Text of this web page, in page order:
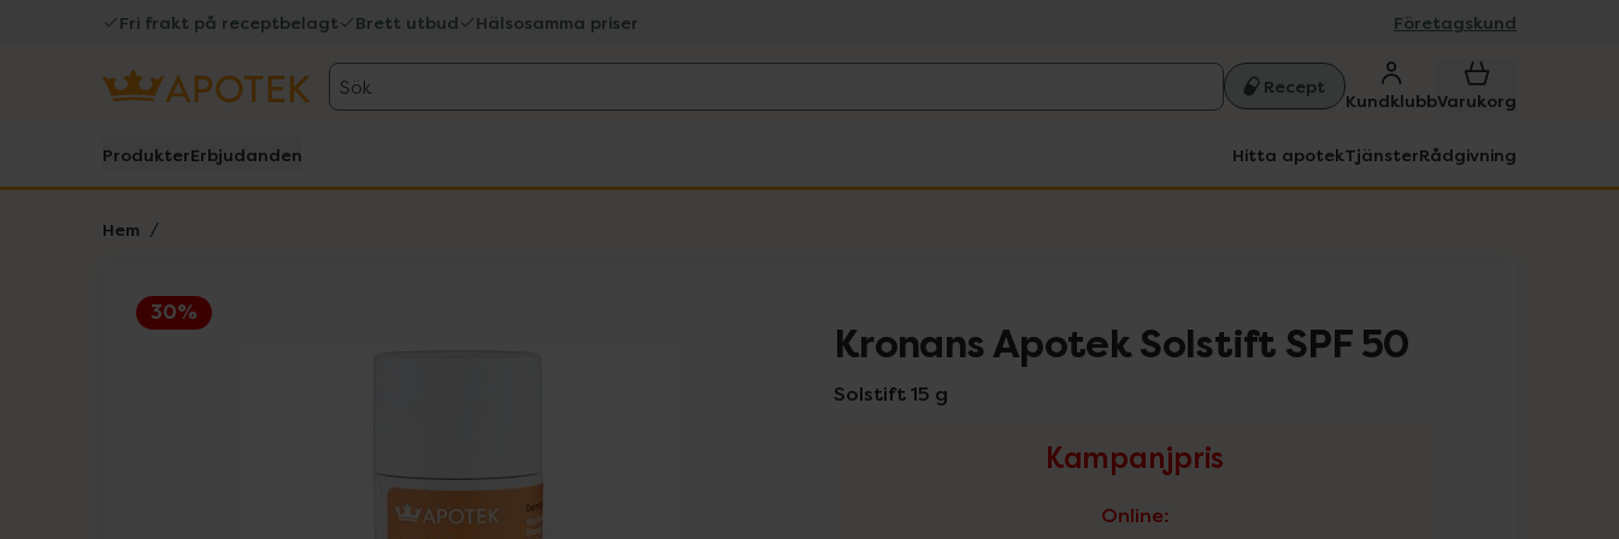
Fri frakt på receptbelagt Brett utbud Hälsosamma priser Företagskund
Sök Recept
KundklubbVarukorg
ProdukterErbjudanden Hitta apotekTjänsterRådgivning
Hem
30%
Kronans Apotek Solstift SPF 50
Solstift 15 g
Kampanjpris
Online: